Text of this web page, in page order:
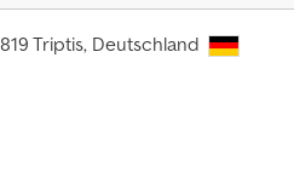
Triptis, Deutschland